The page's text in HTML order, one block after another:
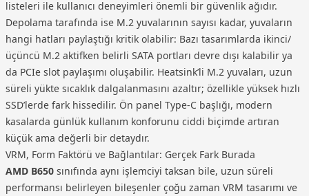
listeleri ile kullanıcı deneyimleri önemli bir güvenlik ağıdır.
Depolama tarafında ise M.2 yuvalarının sayısı kadar, yuvaların
hangi hatları paylaştığı kritik olabilir: Bazı tasarımlarda ikinci/
üçüncü M.2 aktifken belirli SATA portları devre dışı kalabilir ya
da PCIe slot paylaşımı oluşabilir. Heatsink’li M.2 yuvaları, uzun
süreli yükte sıcaklık dalgalanmasını azaltır; özellikle yüksek hızlı
SSD’lerde fark hissedilir. Ön panel Type-C başlığı, modern
kasalarda günlük kullanım konforunu ciddi biçimde artıran
küçük ama değerli bir detaydır.
VRM, Form Faktörü ve Bağlantılar: Gerçek Fark Burada
AMD B650 sınıfında aynı işlemciyi taksan bile, uzun süreli
performansı belirleyen bileşenler çoğu zaman VRM tasarımı ve